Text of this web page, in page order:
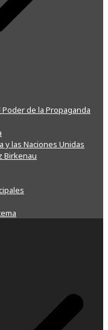
Poder de la Propaganda
y las Naciones Unidas
Birkenau